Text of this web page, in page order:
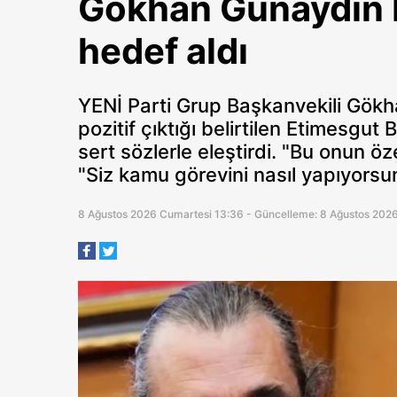
Gökhan
hedef aldı
YENİ Parti Grup Başkanvekili
pozitif çıktığı belirtilen Etimesgut
sert sözlerle eleştirdi. "Bu onun
"Siz kamu görevini nasıl
8 Ağustos 2026 Cumartesi 13:36 - Güncelleme: 8 Ağustos